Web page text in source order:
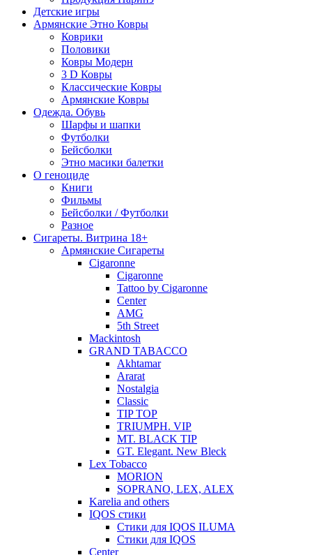
Детские игры
Армянские Этно Ковры
Коврики
Половики
Ковры Модерн
3 D Ковры
Классические Ковры
Армянские Ковры
Одежда. Обувь
Шарфы и шапки
Футболки
Бейсболки
Этно масики балетки
О геноциде
Книги
Фильмы
Бейсболки / Футболки
Разное
Сигареты. Витрина 18+
Армянские Сигареты
Cigaronne
Cigaronne
Tattoo by Cigaronne
Center
AMG
5th Street
Mackintosh
GRAND TABACCO
Akhtamar
Ararat
Nostalgia
Classic
TIP TOP
TRIUMPH. VIP
MT. BLACK TIP
GT. Elegant. New Bleck
Lex Tobacco
MORION
SOPRANO, LEX, ALEX
Karelia and others
IQOS стики
Стики для IQOS ILUMA
Стики для IQOS
Сenter